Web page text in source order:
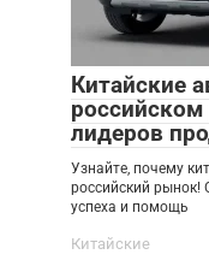
Китайские
лидеров
Узнайте, почему
российский рынок!
успеха и помощь
Китайские